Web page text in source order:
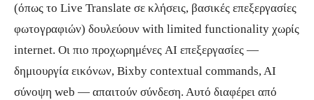
(όπως το Live Translate σε κλήσεις, βασικές επεξεργασίες
φωτογραφιών) δουλεύουν with limited functionality χωρίς
internet. Οι πιο προχωρημένες AI επεξεργασίες —
δημιουργία εικόνων, Bixby contextual commands, AI
σύνοψη web — απαιτούν σύνδεση. Αυτό διαφέρει από